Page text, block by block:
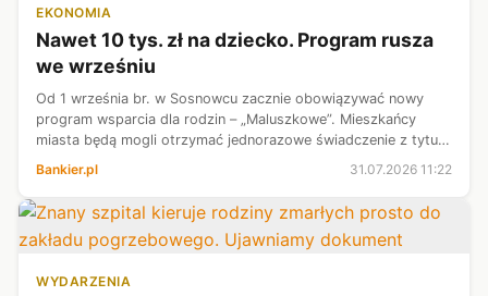
EKONOMIA
Nawet 10 tys. zł na dziecko. Program rusza
we wrześniu
Od 1 września br. w Sosnowcu zacznie obowiązywać nowy
program wsparcia dla rodzin – „Maluszkowe”. Mieszkańcy
miasta będą mogli otrzymać jednorazowe świadczenie z tytułu
narodzin dziecka. W najwyższym wariancie wsparcie wyniesie
10 tys. zł – podaje se...
Bankier.pl 31.07.2026 11:22
WYDARZENIA